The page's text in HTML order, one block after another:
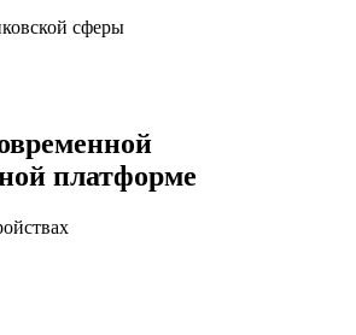
сферы
платформе